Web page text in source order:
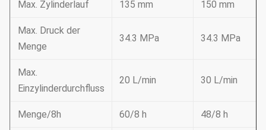
Max. Zylinderlauf 135 mm 150 mm
Max. Druck der
Menge
34.3 MPa 34.3 MPa
Max.
Einzylinderdurchfluss
20 L/min 30 L/min
Menge/8h 60/8 h 48/8 h